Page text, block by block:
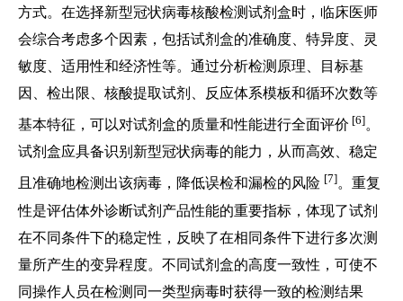
方式。在选择新型冠状病毒核酸检测试剂盒时，临床医师
会综合考虑多个因素，包括试剂盒的准确度、特异度、灵
敏度、适用性和经济性等。通过分析检测原理、目标基
因、检出限、核酸提取试剂、反应体系模板和循环次数等
基本特征，可以对试剂盒的质量和性能进行全面评价 [6]。
试剂盒应具备识别新型冠状病毒的能力，从而高效、稳定
且准确地检测出该病毒，降低误检和漏检的风险 [7]。重复
性是评估体外诊断试剂产品性能的重要指标，体现了试剂
在不同条件下的稳定性，反映了在相同条件下进行多次测
量所产生的变异程度。不同试剂盒的高度一致性，可使不
同操作人员在检测同一类型病毒时获得一致的检测结果